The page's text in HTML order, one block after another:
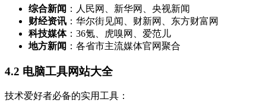
综合新闻 ：人民网、新华网、央视新闻
财经资讯 ：华尔街见闻、财新网、东方财富网
科技媒体：36氪、虎嗅网、爱范儿
地方新闻 ：各省市主流媒体官网聚合
4.2 电脑工具网站大全
技术爱好者必备的实用工具：